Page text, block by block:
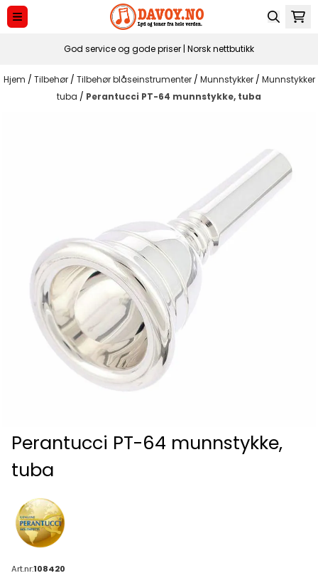
Hopp til innhold
God service og gode priser | Norsk nettbutikk
Hjem / Tilbehør / Tilbehør blåseinstrumenter / Munnstykker / Munnstykker
tuba / Perantucci PT-64 munnstykke, tuba
Perantucci PT-64 munnstykke,
tuba
Art.nr:108420